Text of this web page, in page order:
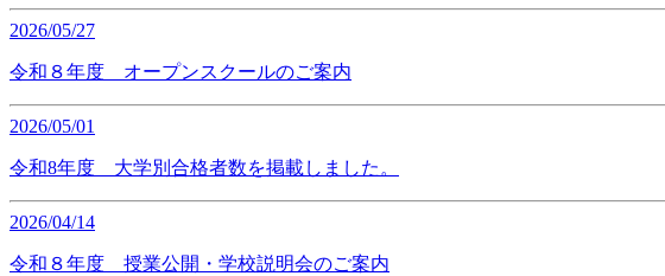
2026/05/27
令和８年度 オープンスクールのご案内
2026/05/01
令和8年度 大学別合格者数を掲載しました。
2026/04/14
令和８年度 授業公開・学校説明会のご案内